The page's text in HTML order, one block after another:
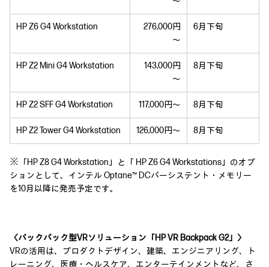
HP Z6 G4 Workstation
276,000円
～
6月下旬
HP Z2 Mini G4 Workstation
143,000円
～
8月下旬
HP Z2 SFF G4 Workstation 117,000円～ 8月下旬
HP Z2 Tower G4 Workstation 126,000円～ 8月下旬
※「HP Z8 G4 Workstation」と「 HP Z6 G4 Workstations」のオプ
ションとして、インテル Optane™ DCパーシステント・メモリー
を10月以降に発売予定です。
〈バックパック型VRソリューション「HP VR Backpack G2」〉
VRの活用は、プロダクトデザイン、建築、エンジニアリング、ト
レーニング、医療・ヘルスケア、エンターテインメントなど、さ